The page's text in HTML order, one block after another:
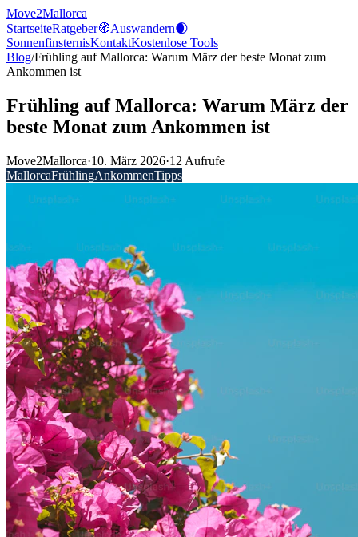
Move2Mallorca
StartseiteRatgeber🧭Auswandern🌒
SonnenfinsternisKontaktKostenlose Tools
Blog/Frühling auf Mallorca: Warum März der beste Monat zum
Ankommen ist
Frühling auf Mallorca: Warum März der
beste Monat zum Ankommen ist
Move2Mallorca·10. März 2026·12 Aufrufe
MallorcaFrühlingAnkommenTipps